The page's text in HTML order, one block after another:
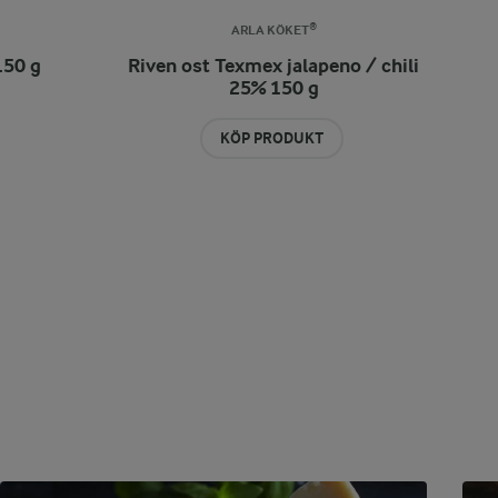
g
ARLA KÖKET®
Riven ost Texmex jalapeno / chili
25% 150 g
KÖP PRODUKT